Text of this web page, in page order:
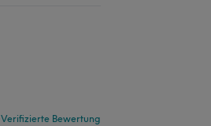
Verifizierte Bewertung